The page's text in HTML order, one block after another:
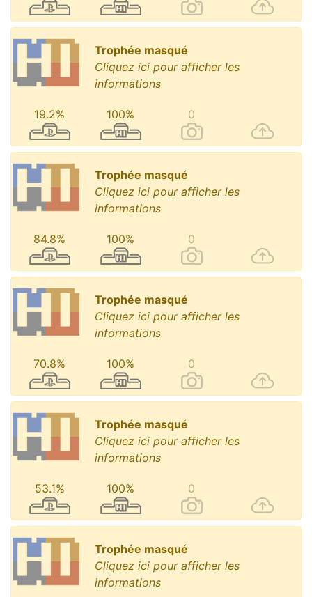
Trophée masqué
Cliquez ici pour afficher les
informations
19.2% 100% 0
Trophée masqué
Cliquez ici pour afficher les
informations
84.8% 100% 0
Trophée masqué
Cliquez ici pour afficher les
informations
70.8% 100% 0
Trophée masqué
Cliquez ici pour afficher les
informations
53.1% 100% 0
Trophée masqué
Cliquez ici pour afficher les
informations